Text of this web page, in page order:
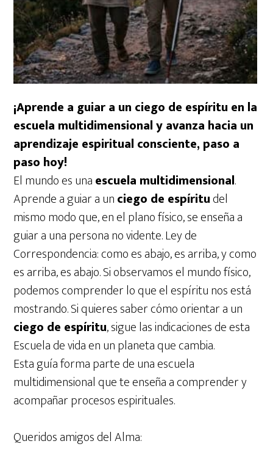
¡Aprende a guiar a un ciego de espíritu en la
escuela multidimensional y avanza hacia un
aprendizaje espiritual consciente, paso a
paso hoy!
El mundo es unaescuela multidimensional.
Aprende a guiar a unciego de espíritudel
mismo modo que, en el plano físico, se enseña a
guiar a una persona no vidente. Ley de
Correspondencia: como es abajo, es arriba, y como
es arriba, es abajo. Si observamos el mundo físico,
podemos comprender lo que el espíritu nos está
mostrando. Si quieres saber cómo orientar a un
ciego de espíritu, sigue las indicaciones de esta
Escuela de vida en un planeta que cambia.
Esta guía forma parte de una escuela
multidimensional que te enseña a comprender y
acompañar procesos espirituales.
Queridos amigos del Alma: